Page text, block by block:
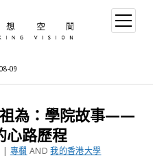
09
祖為：學院故事——
心路歷程
| 專欄 AND我的香港大學